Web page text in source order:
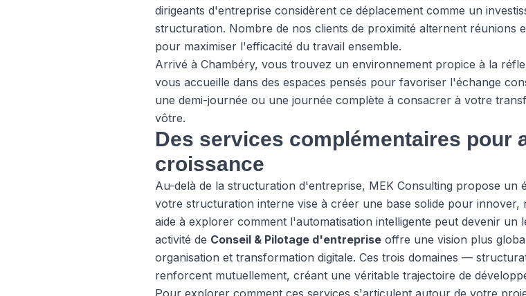
dirigeants d'entreprise considèrent ce déplacement comme un
structuration. Nombre de nos clients de proximité alternent réunions
pour maximiser l'efficacité du travail ensemble.
Arrivé à Chambéry, vous trouvez un environnement propice à la
vous accueille dans des espaces pensés pour favoriser l'échange
une demi-journée ou une journée complète à consacrer à votre
vôtre.
Des services complémentaires pour
croissance
Au-delà de la structuration d'entreprise, MEK Consulting propose un
votre structuration interne vise à créer une base solide pour innover,
aide à explorer comment l'automatisation intelligente peut devenir un
activité de Conseil & Pilotage d'entreprise offre une vision plus
organisation et transformation digitale. Ces trois domaines —
renforcent mutuellement, créant une véritable trajectoire de
Pour explorer comment ces services s'articulent autour de votre